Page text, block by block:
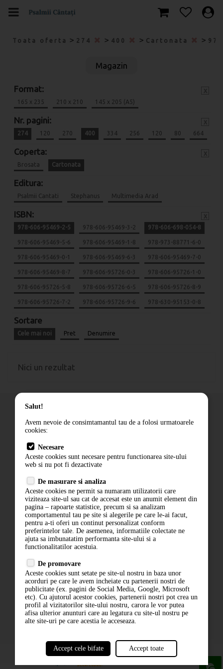
Toata oferta > 274 > 400 > Cartonata >
Magazin
Format:
165 x 235 210 x 210 145 x 205 (A5)
Nr. pagini:
274 120 270 400 334 256 120 80 664
Coperta:
Brosata Cartonata
Editura:
Psalmii Cantati Stephanus Multimedia Arad
ISBN:
978-606-95469-2-5 978-606-95469-3-2 978-606-698-054-8
978-606-95469-5-6 978-606-95469-1-8 978-973-88771-6-0
978-606-95469-0-1 978-606-95469-6-3 978-606-95469-7-0
978-606-95469-8-7 978-606-95726-0-3 978-606-95726-1-0
978-606-95726-5-8 978-606-95726-6-5 978-606-95726-8-9
978-606-95726-7-2 978-606-95726-9-6 978-630-95153-0-8
Sortare
Cele mai noi Pret Denumire
Nici un rezultat
Cum comand
Livrare
Contact
Politica de confidentialitate
ANPC
ABONARE LA NEWSLETTER
ABONARE
Salut!
Avem nevoie de consimtamantul tau de a folosi urmatoarele
cookies:
Necesare
Aceste cookies sunt necesare pentru functionarea site-ului
web si nu pot fi dezactivate
De masurare si analiza
Aceste cookies ne permit sa numaram utilizatorii care
viziteaza site-ul sau cat de accesat este un anumit element din
pagina – rapoarte statistice, precum si sa analizam
comportamentul tau pe site si alegerile pe care le-ai facut,
pentru a-ti oferi un continut personalizat conform
preferintelor tale. De asemenea, informatiile colectate ne
ajuta sa imbunatatim performanta site-ului si a
functionalitatilor acestuia.
De promovare
Aceste cookies sunt setate pe site-ul nostru in baza unor
acorduri pe care le avem incheiate cu partenerii nostri de
publicitate (ex. pagini de Social Media, Google, Microsoft
etc). Cu ajutorul acestor cookies, partenerii nostri pot crea un
profil al vizitatorilor site-ului nostru, carora le vor putea
afisa ulterior anunturi care au legatura cu site-ul nostru pe
alte site-uri pe care acestia le acceseaza.
Accept cele bifate Accept toate